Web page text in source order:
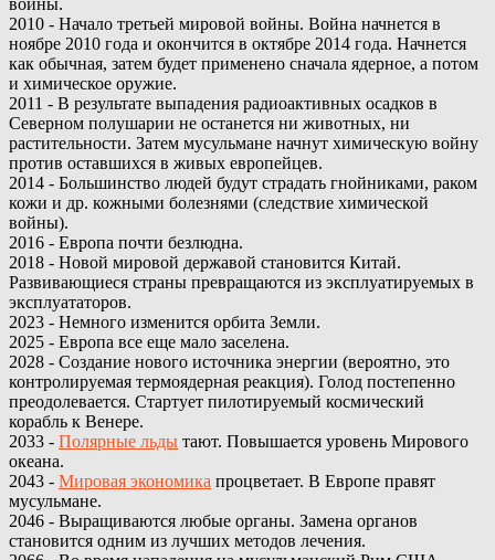
2010 - Начало третьей мировой войны. Война начнется в
ноябре 2010 года и окончится в октябре 2014 года. Начнется
как обычная, затем будет применено сначала ядерное, а потом
и химическое оружие.
2011 - В результате выпадения радиоактивных осадков в
Северном полушарии не останется ни животных, ни
растительности. Затем мусульмане начнут химическую войну
против оставшихся в живых европейцев.
2014 - Большинство людей будут страдать гнойниками, раком
кожи и др. кожными болезнями (следствие химической
войны).
2016 - Европа почти безлюдна.
2018 - Новой мировой державой становится Китай.
Развивающиеся страны превращаются из эксплуатируемых в
эксплуататоров.
2023 - Немного изменится орбита Земли.
2025 - Европа все еще мало заселена.
2028 - Создание нового источника энергии (вероятно, это
контролируемая термоядерная реакция). Голод постепенно
преодолевается. Стартует пилотируемый космический
корабль к Венере.
2033 - Полярные льды тают. Повышается уровень Мирового
океана.
2043 - Мировая экономика процветает. В Европе правят
мусульмане.
2046 - Выращиваются любые органы. Замена органов
становится одним из лучших методов лечения.